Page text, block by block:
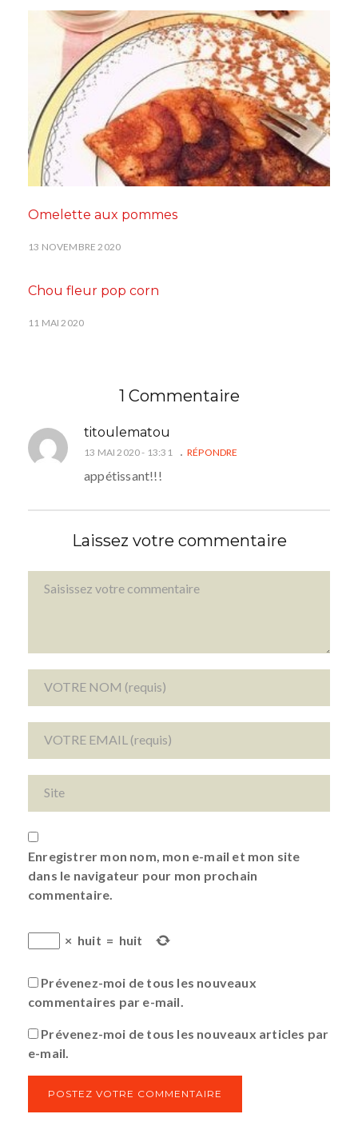
Omelette aux pommes
13 NOVEMBRE 2020
Chou fleur pop corn
11 MAI 2020
1 Commentaire
titoulematou
13 MAI 2020 - 13:31 RÉPONDRE
appétissant!!!
Laissez votre commentaire
Enregistrer mon nom, mon e-mail et mon site
dans le navigateur pour mon prochain
commentaire.
× huit = huit
Prévenez-moi de tous les nouveaux
commentaires par e-mail.
Prévenez-moi de tous les nouveaux articles par
e-mail.